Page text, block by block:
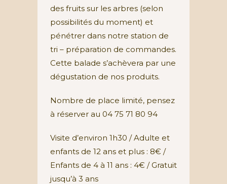
des fruits sur les arbres (selon
possibilités du moment) et
pénétrer dans notre station de
tri – préparation de commandes.
Cette balade s’achèvera par une
dégustation de nos produits.
Nombre de place limité, pensez
à réserver au 04 75 71 80 94
Visite d’environ 1h30 / Adulte et
enfants de 12 ans et plus : 8€ /
Enfants de 4 à 11 ans : 4€ / Gratuit
jusqu’à 3 ans